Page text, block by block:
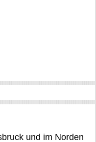
und im Norden